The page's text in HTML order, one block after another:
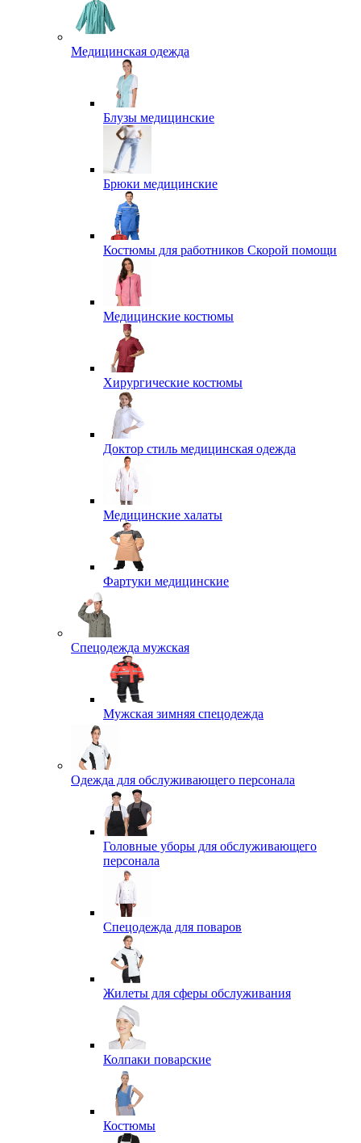
Медицинская одежда
Блузы медицинские
Брюки медицинские
Костюмы для работников Скорой помощи
Медицинские костюмы
Хирургические костюмы
Доктор стиль медицинская одежда
Медицинские халаты
Фартуки медицинские
Спецодежда мужская
Мужская зимняя спецодежда
Одежда для обслуживающего персонала
Головные уборы для обслуживающего
персонала
Спецодежда для поваров
Жилеты для сферы обслуживания
Колпаки поварские
Костюмы